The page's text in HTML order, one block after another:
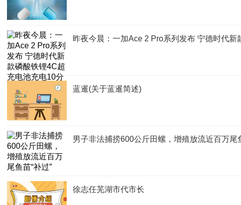
昨夜今晨：一加Ace 2 Pro系列发布 宁德时代
蓝暹(关于蓝暹简述)
男子非法捕捞600公斤田螺，增殖放流近百万尾
徐志任芜湖市代市长